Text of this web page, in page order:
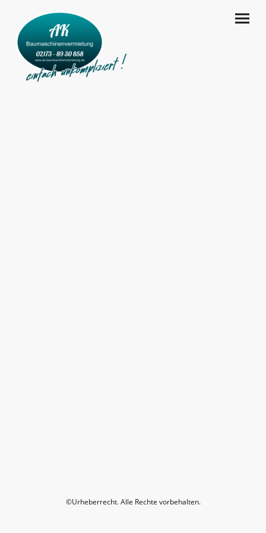
©Urheberrecht. Alle Rechte vorbehalten.